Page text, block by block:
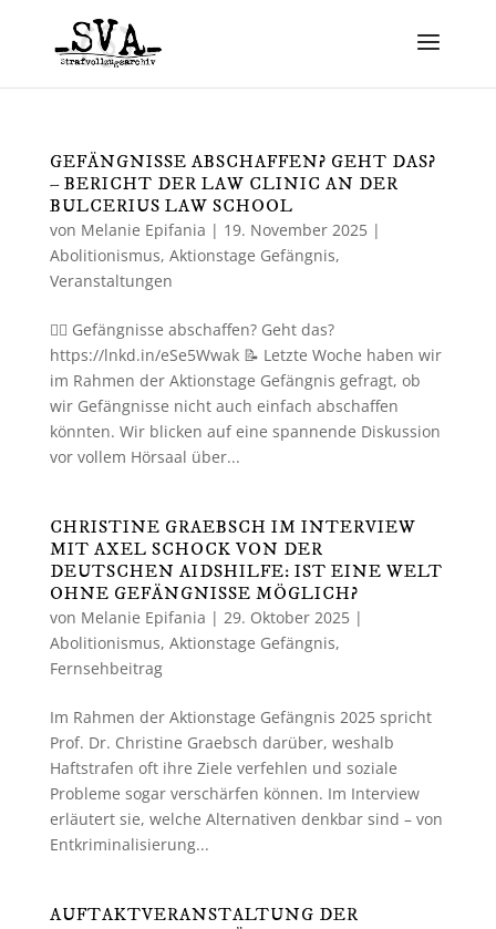
GEFÄNGNISSE ABSCHAFFEN? GEHT DAS?
– BERICHT DER LAW CLINIC AN DER
BULCERIUS LAW SCHOOL
von Melanie Epifania | 19. November 2025|
Abolitionismus, Aktionstage Gefängnis,
Veranstaltungen
⛓️‍💥 Gefängnisse abschaffen? Geht das?
https://lnkd.in/eSe5Wwak 📝 Letzte Woche haben wir
im Rahmen der Aktionstage Gefängnis gefragt, ob
wir Gefängnisse nicht auch einfach abschaffen
könnten. Wir blicken auf eine spannende Diskussion
vor vollem Hörsaal über...
CHRISTINE GRAEBSCH IM INTERVIEW
MIT AXEL SCHOCK VON DER
DEUTSCHEN AIDSHILFE: IST EINE WELT
OHNE GEFÄNGNISSE MÖGLICH?
von Melanie Epifania | 29. Oktober 2025|
Abolitionismus, Aktionstage Gefängnis,
Fernsehbeitrag
Im Rahmen der Aktionstage Gefängnis 2025 spricht
Prof. Dr. Christine Graebsch darüber, weshalb
Haftstrafen oft ihre Ziele verfehlen und soziale
Probleme sogar verschärfen können. Im Interview
erläutert sie, welche Alternativen denkbar sind – von
Entkriminalisierung...
AUFTAKTVERANSTALTUNG DER